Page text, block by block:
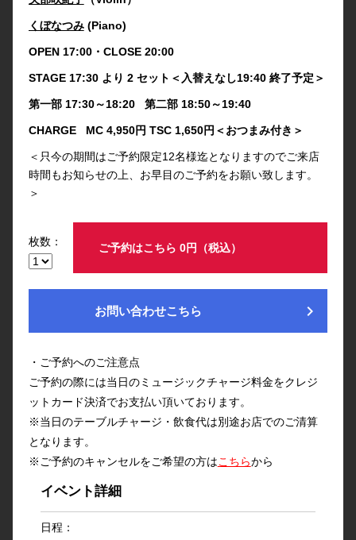
くぼなつみ(Piano)
OPEN 17:00・CLOSE 20:00
STAGE 17:30 より 2 セット＜入替えなし19:40 終了予定＞
第一部 17:30～18:20 第二部 18:50～19:40
CHARGE MC 4,950円 TSC 1,650円＜おつまみ付き＞
＜只今の期間はご予約限定12名様迄となりますのでご来店
時間もお知らせの上、お早目のご予約をお願い致します。
＞
枚数： ご予約はこちら 0円（税込）
お問い合わせこちら chevron_right
・ご予約へのご注意点
ご予約の際には当日のミュージックチャージ料金をクレジ
ットカード決済でお支払い頂いております。
※当日のテーブルチャージ・飲食代は別途お店でのご清算
となります。
※ご予約のキャンセルをご希望の方はこちらから
イベント詳細
日程：